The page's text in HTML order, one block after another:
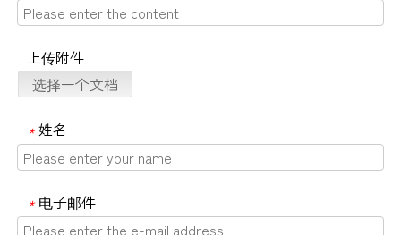
上传附件
选择一个文档
* 姓名
* 电子邮件